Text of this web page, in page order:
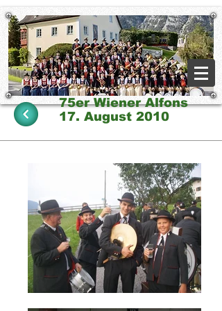
75er Wiener Alfons
17. August 2010